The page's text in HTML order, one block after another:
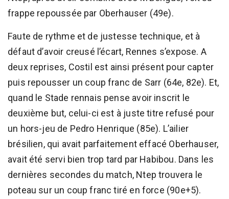
frappe repoussée par Oberhauser (49e).
Faute de rythme et de justesse technique, et à
défaut d’avoir creusé l’écart, Rennes s’expose. A
deux reprises, Costil est ainsi présent pour capter
puis repousser un coup franc de Sarr (64e, 82e). Et,
quand le Stade rennais pense avoir inscrit le
deuxième but, celui-ci est à juste titre refusé pour
un hors-jeu de Pedro Henrique (85e). L’ailier
brésilien, qui avait parfaitement effacé Oberhauser,
avait été servi bien trop tard par Habibou. Dans les
dernières secondes du match, Ntep trouvera le
poteau sur un coup franc tiré en force (90e+5).